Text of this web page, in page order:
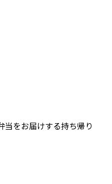
当をお届けする持ち帰り